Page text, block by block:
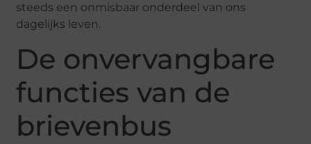
steeds een onmisbaar onderdeel van ons
dagelijks leven.
De onvervangbare
functies van de
brievenbus